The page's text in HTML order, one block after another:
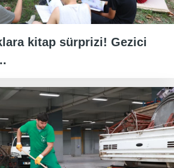
kitap sürprizi! Gezici